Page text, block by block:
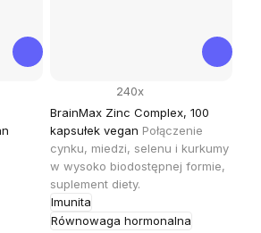
BrainMax Zinc Complex, 100
kapsułek vegan Połączenie
cynku, miedzi, selenu i kurkumy
w wysoko biodostępnej formie,
suplement diety.
Imunita
Równowaga hormonalna
240x